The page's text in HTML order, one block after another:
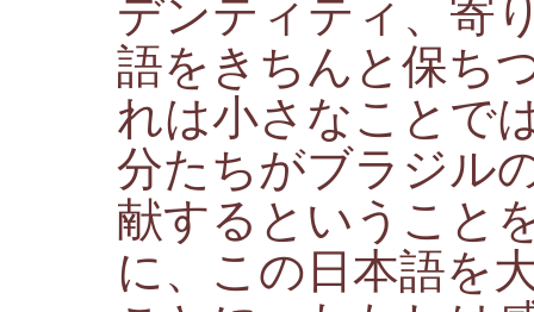
デンティティ、寄
語をきちんと保ち
れは小さなことで
分たちがブラジル
献するということ
に、この日本語を